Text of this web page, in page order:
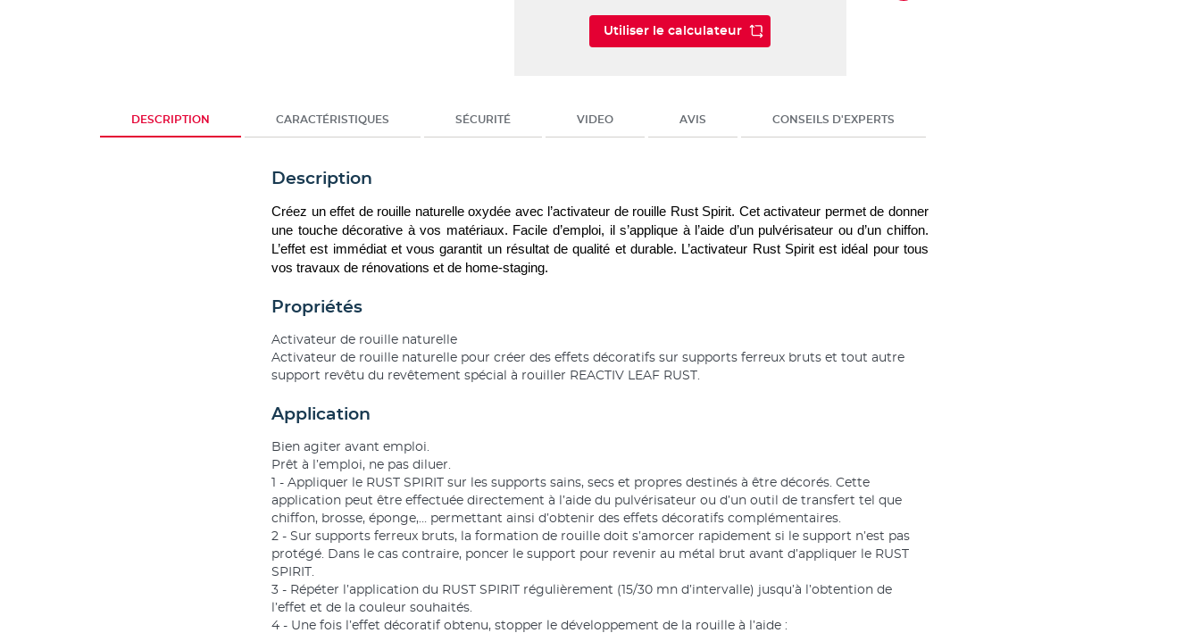
Utiliser le calculateur
DESCRIPTION CARACTÉRISTIQUES SÉCURITÉ VIDEO AVIS CONSEILS D'EXPERTS
Description
Créez un effet de rouille naturelle oxydée avec l’activateur de rouille Rust Spirit. Cet activateur permet de donner
une touche décorative à vos matériaux. Facile d’emploi, il s’applique à l’aide d’un pulvérisateur ou d’un chiffon.
L’effet est immédiat et vous garantit un résultat de qualité et durable. L’activateur Rust Spirit est idéal pour tous
vos travaux de rénovations et de home-staging.
Propriétés
Activateur de rouille naturelle
Activateur de rouille naturelle pour créer des effets décoratifs sur supports ferreux bruts et tout autre
support revêtu du revêtement spécial à rouiller REACTIV LEAF RUST.
Application
Bien agiter avant emploi.
Prêt à l’emploi, ne pas diluer.
1 - Appliquer le RUST SPIRIT sur les supports sains, secs et propres destinés à être décorés. Cette
application peut être effectuée directement à l’aide du pulvérisateur ou d’un outil de transfert tel que
chiffon, brosse, éponge,… permettant ainsi d’obtenir des effets décoratifs complémentaires.
2 - Sur supports ferreux bruts, la formation de rouille doit s’amorcer rapidement si le support n’est pas
protégé. Dans le cas contraire, poncer le support pour revenir au métal brut avant d’appliquer le RUST
SPIRIT.
3 - Répéter l’application du RUST SPIRIT régulièrement (15/30 mn d’intervalle) jusqu’à l’obtention de
l’effet et de la couleur souhaités.
4 - Une fois l’effet décoratif obtenu, stopper le développement de la rouille à l’aide :